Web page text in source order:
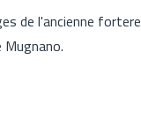
de l'ancienne